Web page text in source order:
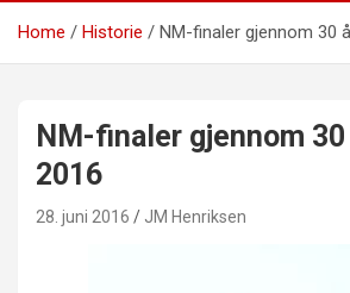
Home Historie NM-finaler gjennom 30
NM-finaler gjennom 30
2016
28. juni 2016 JM Henriksen